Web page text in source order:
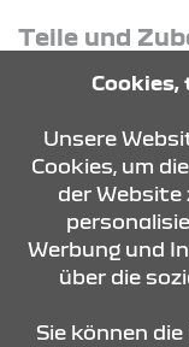
Teile und
07:30 Uhr -
KONTAKT &
Unsere
Cookies, um
der Website
Werbung und
über die
Sie können